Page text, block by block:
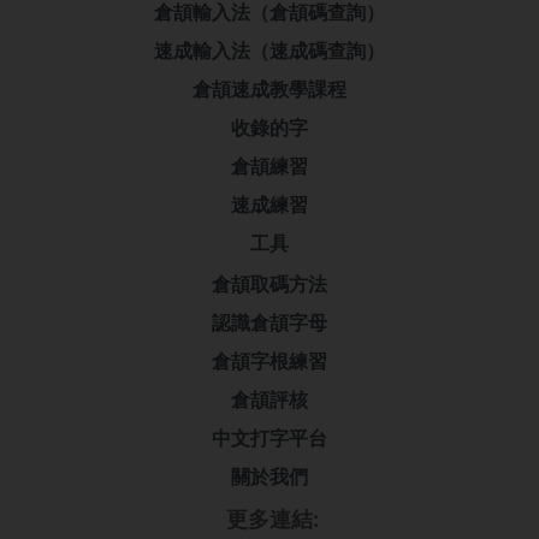
倉頡輸入法（倉頡碼查詢）
速成輸入法（速成碼查詢）
倉頡速成教學課程
收錄的字
倉頡練習
速成練習
工具
倉頡取碼方法
認識倉頡字母
倉頡字根練習
倉頡評核
中文打字平台
關於我們
更多連結: